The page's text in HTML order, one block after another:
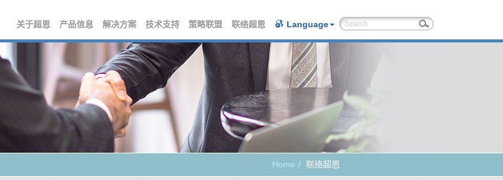
关于超恩 产品信息 解决方案 技术支持 策略联盟 联络超恩 Language
Home 联络超恩